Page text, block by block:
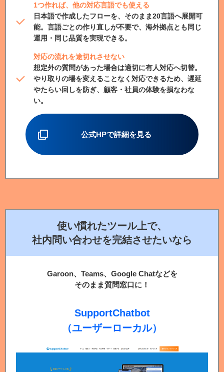
1つ作れば、他の対応言語でも使える
日本語で作成したフローを、そのまま20言語へ展開可
能。言語ごとの作り直しが不要で、海外拠点とも同じ
運用・同じ品質を実現できる。
対応の流れを途切れさせない
想定外の質問があった場合は適切に有人対応へ切替。
やり取りの場を変えることなく対応できるため、遅延
やたらい回しを防ぎ、顧客・社員の体験を損なわな
い。
公式HPで詳細を見る
使い慣れたツール上で、
社内問い合わせを完結させたいなら
Garoon、Teams、Google Chatなどを
そのまま質問窓口に！
SupportChatbot
（ユーザーローカル）